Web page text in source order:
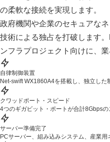
の柔軟な接続を実現します。
政府機関や企業のセキュアな
技術による独占を打破します
ンフラプロジェクト向けに、
自律制御装置
Net-swift WX1860A4を搭載し、独立した
クワッドポート・スピード
4つのギガビット・ポートが合計8Gbps
サーバー準備完了
PCサーバー、組み込みシステム、産業